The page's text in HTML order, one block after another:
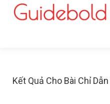
Kết Quả Cho Bài Chỉ Dẫn